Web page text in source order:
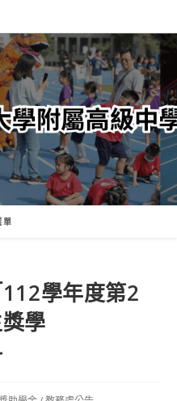
單
學年度第2
學